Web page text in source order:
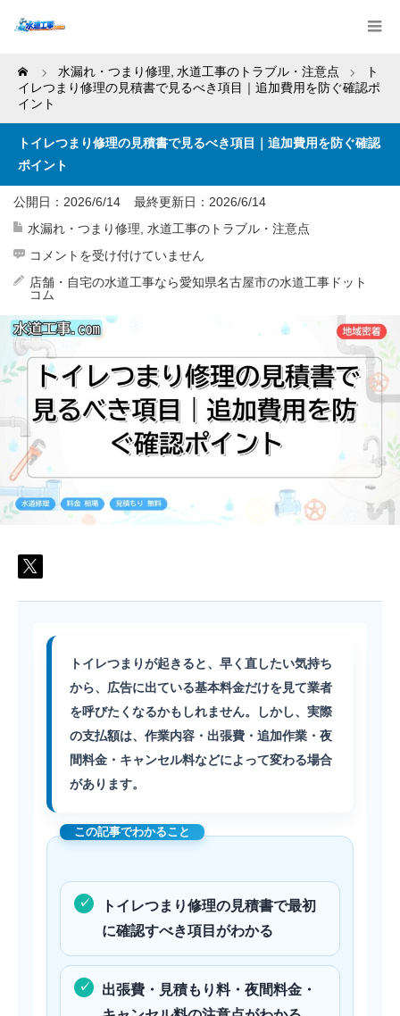
Home 水漏れ・つまり修理 水道工事のトラブル・注意点
ト
イレつまり修理の見積書で見るべき項目｜追加費用を防ぐ確認ポ
イント
トイレつまり修理の見積書で見るべき項目｜追加費用を防ぐ確認
ポイント
公開日：2026/6/14 最終更新日： 2026/6/14
水漏れ・つまり修理 水道工事のトラブル・注意点
ト
レ
つ
ま
り
修
理
の
で
見
る
べ
き
項
目
｜
追
を
防
ぐ
認
コメントを受け付けていません
店舗・自宅の水道工事なら愛知県名古屋市の水道工事ドット
コム
トイレつまりが起きると、早く直したい気持ち
から、広告に出ている基本料金だけを見て業者
を呼びたくなるかもしれません。しかし、実際
の支払額は、作業内容・出張費・追加作業・夜
間料金・キャンセル料などによって変わる場合
があります。
トイレつまり修理の見積書で最初
に確認すべき項目がわかる
出張費・見積もり料・夜間料金・